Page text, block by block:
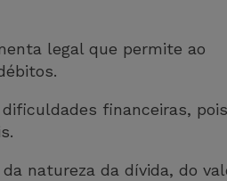
legal que permite ao
financeiras, pois
natureza da dívida, do